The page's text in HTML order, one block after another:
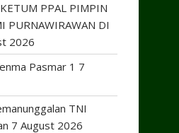
PPAL PIMPIN
PURNAWIRAWAN DI
2026
Pasmar 1 7
TNI
7 August 2026